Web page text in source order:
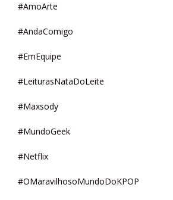
#AmoArte
#AndaComigo
#EmEquipe
#LeiturasNataDoLeite
#Maxsody
#MundoGeek
#Netflix
#OMaravilhosoMundoDoKPOP